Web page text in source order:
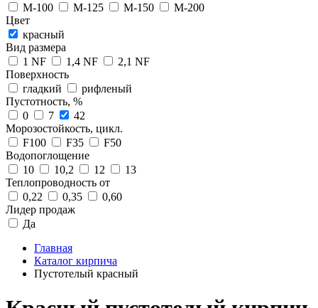
M-100
M-125 M-150
M-200
Цвет
красный
Вид размера
1 NF
1,4 NF
2,1 NF
Поверхность
гладкий
рифленый
Пустотность, %
0
7
42
Морозостойкость, цикл.
F100
F35
F50
Водопоглощение
10
10,2 12
13
Теплопроводность от
0,22
0,35
0,60
Лидер продаж
Да
Главная
Каталог кирпича
Пустотелый красный